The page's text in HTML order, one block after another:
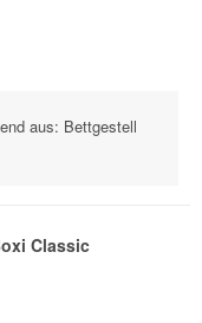
aus: Bettgestell
Classic